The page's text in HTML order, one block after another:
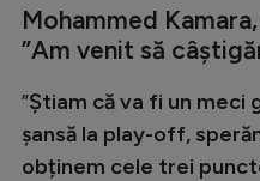
Formula 1
Gimnastică
Auto
Rugby
Mohammed
”Am venit să
”Știam că va fi un meci
șansă la play-off,
obținem cele trei